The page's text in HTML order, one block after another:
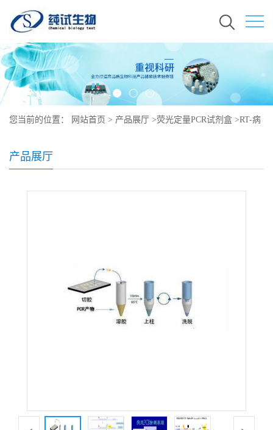
您当前的位置： 网站首页 > 产品展厅 >荧光定量PCR试剂盒 >RT-病
产品展厅